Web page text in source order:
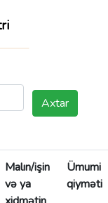
Axtar
Malın/işin
və ya
Ümumi
qiyməti